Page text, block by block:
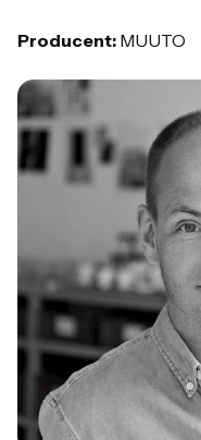
Producent: MUUTO